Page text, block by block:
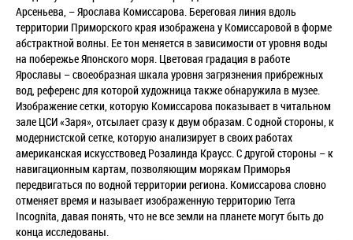
Арсеньева, – Ярослава Комиссарова. Береговая линия вдоль
территории Приморского края изображена у Комиссаровой в форме
абстрактной волны. Ее тон меняется в зависимости от уровня воды
на побережье Японского моря. Цветовая градация в работе
Ярославы – своеобразная шкала уровня загрязнения прибрежных
вод, референс для которой художница также обнаружила в музее.
Изображение сетки, которую Комиссарова показывает в читальном
зале ЦСИ «Заря», отсылает сразу к двум образам. С одной стороны, к
модернистской сетке, которую анализирует в своих работах
американская искусствовед Розалинда Краусс. С другой стороны – к
навигационным картам, позволяющим морякам Приморья
передвигаться по водной территории региона. Комиссарова словно
отменяет время и называет изображенную территорию Terra
Incognita, давая понять, что не все земли на планете могут быть до
конца исследованы.